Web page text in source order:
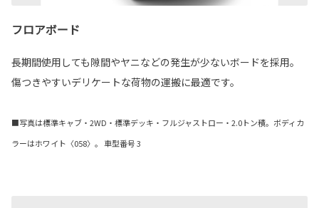
フロアボード
長期間使用しても隙間やヤニなどの発生が少ないボードを採用。
傷つきやすいデリケートな荷物の運搬に最適です。
■写真は標準キャブ・2WD・標準デッキ・フルジャストロー・2.0トン積。ボディカ
ラーはホワイト〈058〉。 車型番号 3